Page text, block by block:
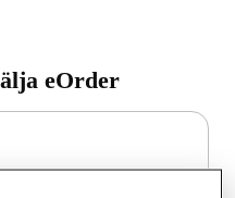
eOrder